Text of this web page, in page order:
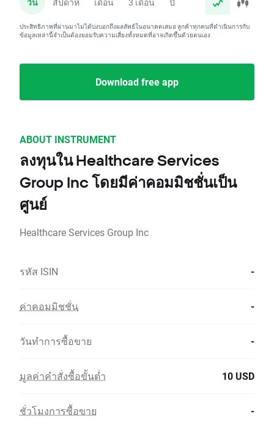
วัน สัปดาห์ เดือน 3 เดือน ปี
ประสิทธิภาพที่ผ่านมาไม่ได้บ่งบอกถึงผลลัพธ์ในอนาคตเสมอ ลูกค้าทุกคนที่ดำเนินการกับ
ข้อมูลเหล่านี้จำเป็นต้องยอมรับความเสี่ยงทั้งหมดที่อาจเกิดขึ้นด้วยตนเอง
Download free app
ABOUT INSTRUMENT
ลงทุนใน Healthcare Services
Group Inc โดยมีค่าคอมมิชชั่นเป็น
ศูนย์
Healthcare Services Group Inc
รหัส ISIN -
ค่าคอมมิชชั่น -
วันทำการซื้อขาย -
มูลค่าคำสั่งซื้อขั้นต่ำ 10 USD
ชั่วโมงการซื้อขาย -